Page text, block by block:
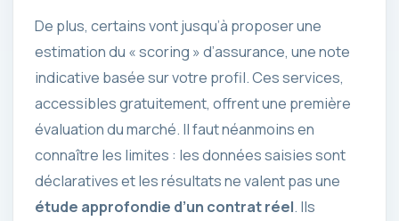
De plus, certains vont jusqu’à proposer une
estimation du « scoring » d’assurance, une note
indicative basée sur votre profil. Ces services,
accessibles gratuitement, offrent une première
évaluation du marché. Il faut néanmoins en
connaître les limites : les données saisies sont
déclaratives et les résultats ne valent pas une
étude approfondie d’un contrat réel. Ils